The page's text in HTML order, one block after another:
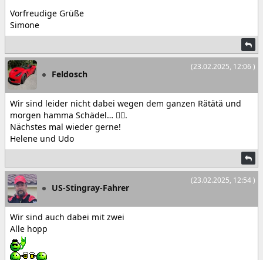
Vorfreudige Grüße
Simone
(23.02.2025, 12:06 )
Feldosch
Wir sind leider nicht dabei wegen dem ganzen Rätätä und
morgen hamma Schädel… 🤷‍♂️.
Nächstes mal wieder gerne!
Helene und Udo
(23.02.2025, 12:54 )
US-Stingray-Fahrer
Wir sind auch dabei mit zwei
Alle hopp